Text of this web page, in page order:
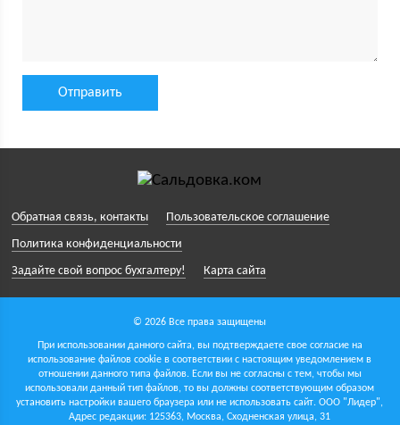
Обратная связь, контакты
Пользовательское соглашение
Политика конфиденциальности
Задайте свой вопрос бухгалтеру!
Карта сайта
© 2026 Все права защищены
При использовании данного сайта, вы подтверждаете свое согласие на
использование файлов cookie в соответствии с настоящим уведомлением в
отношении данного типа файлов. Если вы не согласны с тем, чтобы мы
использовали данный тип файлов, то вы должны соответствующим образом
установить настройки вашего браузера или не использовать сайт.ООО "Лидер",
Адрес редакции: 125363, Москва, Сходненская улица, 31